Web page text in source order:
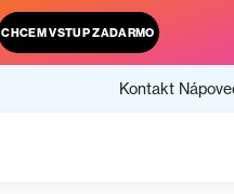
CHCEM VSTUP ZADARMO
Kontakt